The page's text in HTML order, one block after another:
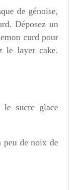
de génoise,
Déposez un
curd pour
le layer cake.
le sucre glace
peu de noix de